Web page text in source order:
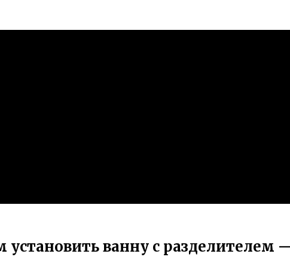
ванну с разделителем